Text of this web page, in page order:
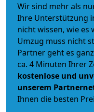
Wir sind mehr als
Ihre Unterstützung
nicht wissen, wie es
Umzug muss nicht
Partner geht es
ca. 4 Minuten Ihrer
kostenlose und
unserem
Ihnen die besten